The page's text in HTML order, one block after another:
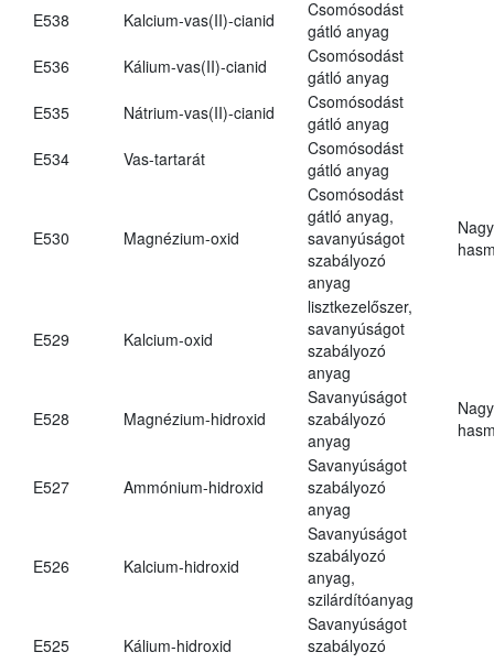
E538 Kalcium-vas(II)-cianid
Csomósodást
gátló anyag
E536
Kálium-vas(II)-cianid
Csomósodást
gátló anyag
E535
Nátrium-vas(II)-cianid
Csomósodást
gátló anyag
E534
Vas-tartarát
Csomósodást
gátló anyag
E530 Magnézium-oxid
Csomósodást
gátló anyag,
savanyúságot
szabályozó
anyag
E529 Kalcium-oxid
lisztkezelőszer,
savanyúságot
szabályozó
anyag
E528 Magnézium-hidroxid
Savanyúságot
szabályozó
anyag
E527 Ammónium-hidroxid
Savanyúságot
szabályozó
anyag
E526 Kalcium-hidroxid
Savanyúságot
szabályozó
anyag,
szilárdítóanyag
E525 Kálium-hidroxid
Savanyúságot
szabályozó